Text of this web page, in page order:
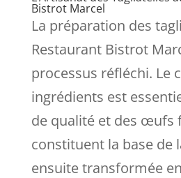
Bistrot Marcel
La préparation des
Restaurant Bistrot
processus réfléchi. Le
ingrédients est
de qualité et des œufs
constituent la base de
ensuite transformée